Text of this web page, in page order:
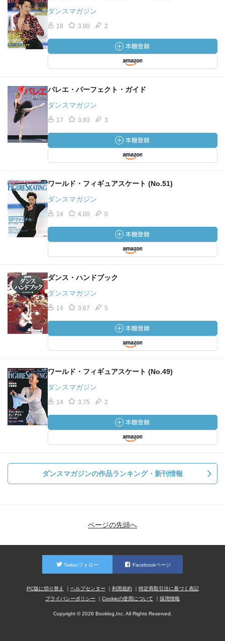
ダンスマガジン
18 3.80 2
バレエ・パーフェクト・ガイド
ダンスマガジン
17 3.83 3
ワールド・フィギュアスケート (No.51)
ダンスマガジン
14 4.00 0
ダンス・ハンドブック
ダンスマガジン
14 3.67 5
ワールド・フィギュアスケート (No.49)
ダンスマガジン
14 3.75 2
ダンスマガジンの作品ランキング・新刊情報
ページの先頭へ
Twitterフォロー Facebookページ
PC版に切り替え ヘルプセンター 利用規約
特定商取引法に基づく表記
プライバシーポリシー
Cookieの使用について 採用情報
Copyright © 2026 Booklog,Inc. All Rights Reserved.